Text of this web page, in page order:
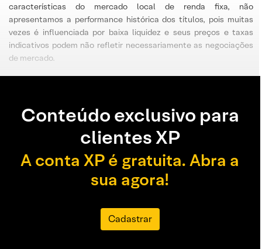
características do mercado local de renda fixa, não
apresentamos a performance histórica dos títulos, pois muitas
vezes é influenciada por baixa liquidez e seus preços e taxas
indicativos podem não refletir necessariamente as negociações
de mercado.
Conteúdo exclusivo para
clientes XP
A conta XP é gratuita. Abra a
sua agora!
Cadastrar